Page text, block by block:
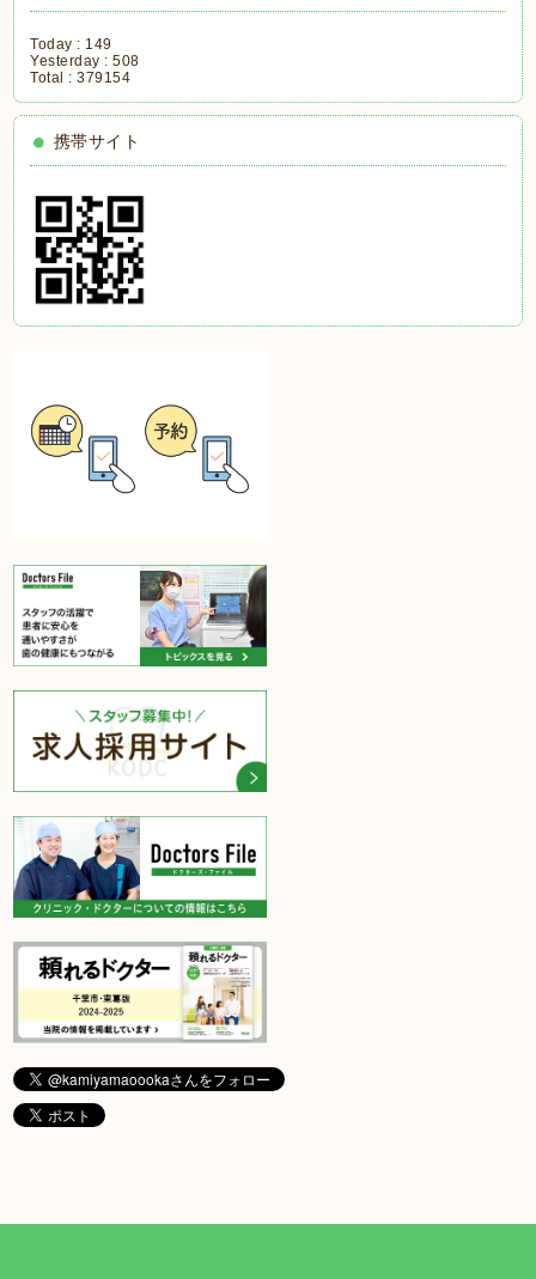
Today : 149
Yesterday :508
Total :379154
携帯サイト